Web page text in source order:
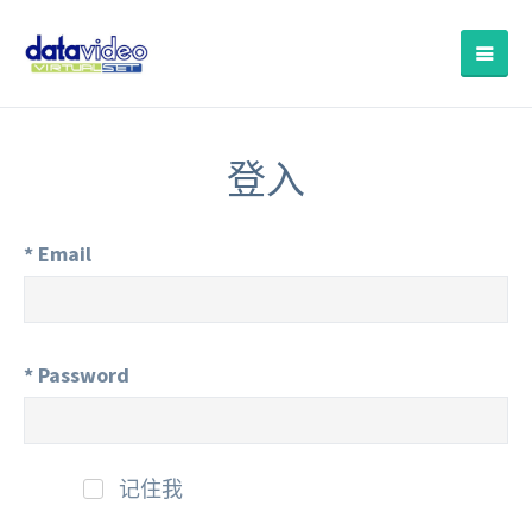
登入
* Email
* Password
记住我